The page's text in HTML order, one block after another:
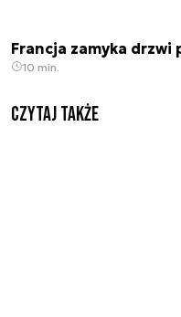
Francja zamyka drzwi
10 min.
Czytaj także